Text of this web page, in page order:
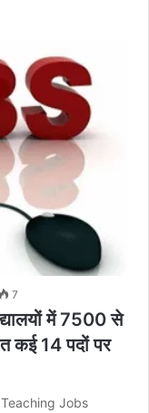
7
में 7500 से
कई 14 पदों पर
Jobs